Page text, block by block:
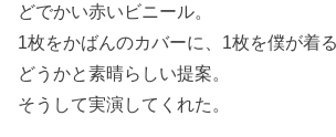
どでかい赤いビニール。
1枚をかばんのカバーに、1枚を僕が着
どうかと素晴らしい提案。
そうして実演してくれた。